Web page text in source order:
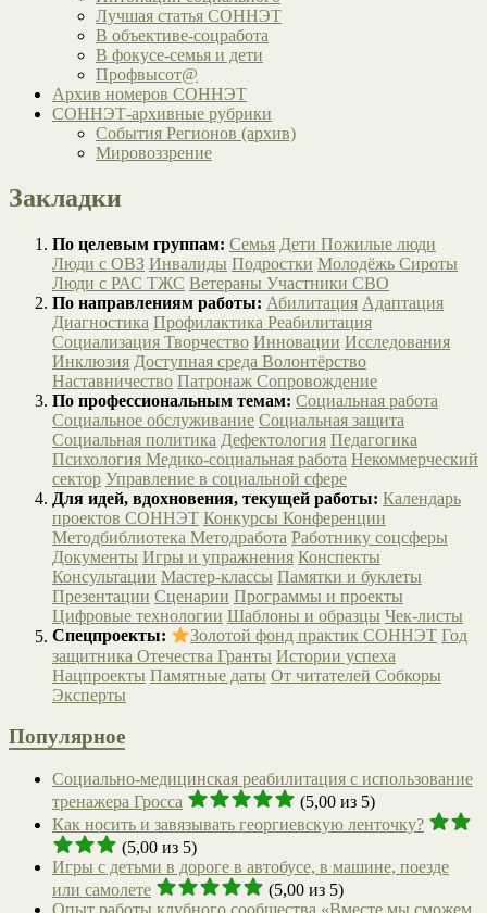
Лучшая статья СОННЭТ
В объективе-соцработа
В фокусе-семья и дети
Профвысот@
Архив номеров СОННЭТ
СОННЭТ-архивные рубрики
События Регионов (архив)
Мировоззрение
Закладки
По целевым группам: Семья Дети Пожилые люди
Люди с ОВЗ Инвалиды Подростки Молодёжь Сироты
Люди с РАС ТЖС Ветераны Участники СВО
По направлениям работы: Абилитация Адаптация
Диагностика Профилактика Реабилитация
Социализация Творчество Инновации Исследования
Инклюзия Доступная среда Волонтёрство
Наставничество Патронаж Сопровождение
По профессиональным темам: Социальная работа
Социальное обслуживание Социальная защита
Социальная политика Дефектология Педагогика
Психология Медико-социальная работа Некоммерческий
сектор Управление в социальной сфере
Для идей, вдохновения, текущей работы: Календарь
проектов СОННЭТ Конкурсы Конференции
Методбиблиотека Методработа Работнику соцсферы
Документы Игры и упражнения Конспекты
Консультации Мастер-классы Памятки и буклеты
Презентации Сценарии Программы и проекты
Цифровые технологии Шаблоны и образцы Чек-листы
Спецпроекты:
Золотой фонд практик СОННЭТ Год
защитника Отечества Гранты Истории успеха
Нацпроекты Памятные даты От читателей Собкоры
Эксперты
Популярное
Социально-медицинская реабилитация с использование
тренажера Гросса
(5,00 из 5)
Как носить и завязывать георгиевскую ленточку?
(5,00 из 5)
Игры с детьми в дороге в автобусе, в машине, поезде
или самолете
(5,00 из 5)